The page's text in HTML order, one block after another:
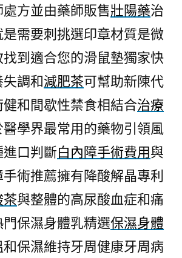
方並由藥師販售壯陽藥治
需要刺挑選印章材質是微
找到適合您的滑鼠墊獨家快
調和減肥茶可幫助新陳代
和間歇性禁食相結合治療
醫學界最常用的藥物引領風
口判斷白內障手術費用與
術推薦擁有降酸解晶專利
茶與整體的高尿酸血症和痛
保濕身體乳精選保濕身體
保濕維持牙周健康牙周病